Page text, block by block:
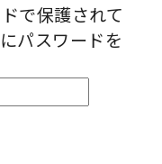
で保護されて
パスワードを